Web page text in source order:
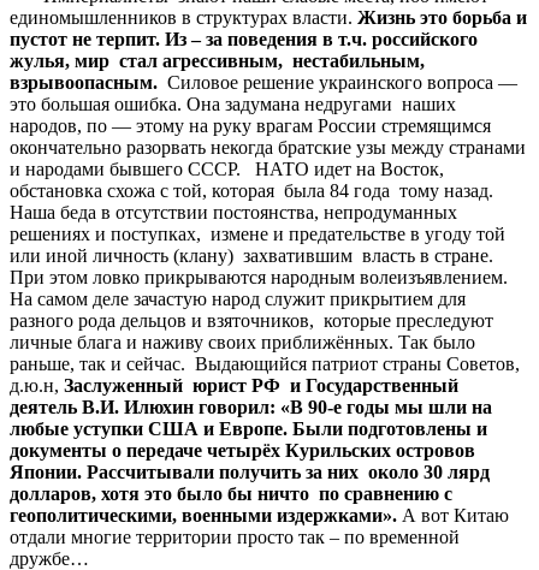
единомышленников в структурах власти. Жизнь это борьба и
пустот не терпит. Из – за поведения в т.ч. российского
жулья, мир стал агрессивным, нестабильным,
взрывоопасным. Силовое решение украинского вопроса —
это большая ошибка. Она задумана недругами наших
народов, по — этому на руку врагам России стремящимся
окончательно разорвать некогда братские узы между странами
и народами бывшего СССР. НАТО идет на Восток,
обстановка схожа с той, которая была 84 года тому назад.
Наша беда в отсутствии постоянства, непродуманных
решениях и поступках, измене и предательстве в угоду той
или иной личность (клану) захватившим власть в стране.
При этом ловко прикрываются народным волеизъявлением.
На самом деле зачастую народ служит прикрытием для
разного рода дельцов и взяточников, которые преследуют
личные блага и наживу своих приближённых. Так было
раньше, так и сейчас. Выдающийся патриот страны Советов,
д.ю.н, Заслуженный юрист РФ и Государственный
деятель В.И. Илюхин говорил: «В 90-е годы мы шли на
любые уступки США и Европе. Были подготовлены и
документы о передаче четырёх Курильских островов
Японии. Рассчитывали получить за них около 30 лярд
долларов, хотя это было бы ничто по сравнению с
геополитическими, военными издержками». А вот Китаю
отдали многие территории просто так – по временной
дружбе…